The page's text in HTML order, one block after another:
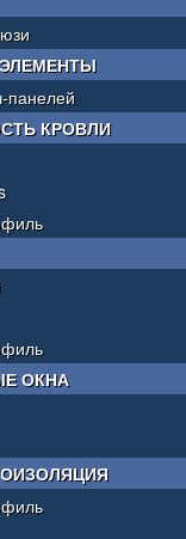
панелей
КРОВЛИ
ОКНА